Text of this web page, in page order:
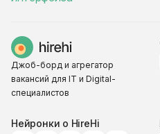
Джоб-борд и агрегатор
вакансий для IT и Digital-
специалистов
Нейронки о HireHi